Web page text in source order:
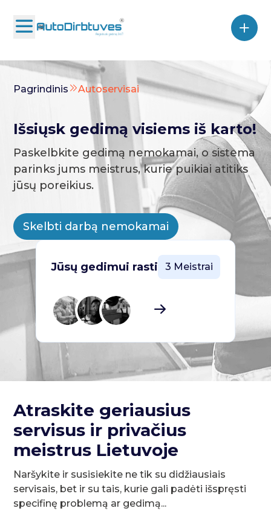
Pagrindinis Autoservisai
Išsiųsk gedimą visiems iš karto!
Paskelbkite gedimą nemokamai, o sistema
parinks jums meistrus, kurie puikiai atitiks
jūsų poreikius.
Skelbti darbą nemokamai
Jūsų gedimui rasti 3 Meistrai
Atraskite geriausius
servisus ir privačius
meistrus Lietuvoje
Naršykite ir susisiekite ne tik su didžiausiais
servisais, bet ir su tais, kurie gali padėti išspręsti
specifinę problemą ar gedimą...